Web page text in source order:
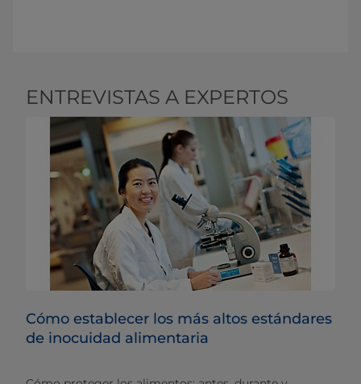
ENTREVISTAS A EXPERTOS
Cómo establecer los más altos estándares
de inocuidad alimentaria